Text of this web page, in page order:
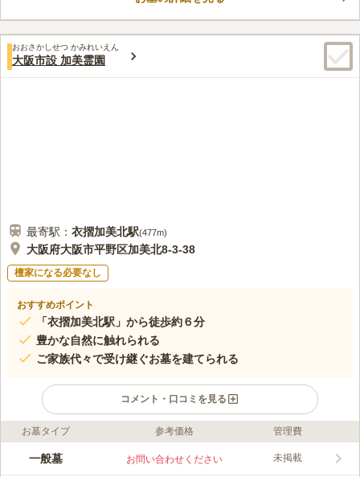
す。
口コミ評価
みんなの評価
20代女性
最寄り駅と霊園の途中にお花屋さんがあるのでわざわざ予め購入
おおさかしせつ かみれいえん
大阪市設 加美霊園
最寄駅： 衣摺加美北駅(477m)
大阪府大阪市平野区加美北8-3-38
檀家になる必要なし
おすすめポイント
「衣摺加美北駅」から徒歩約６分
豊かな自然に触れられる
ご家族代々で受け継ぐお墓を建てられる
コメント・口コミを見る
ライフドット編集部のコメント
公園に隣接しており、爽やかな風が駆け抜ける気持ちの良い場所
お墓タイプ 参考価格 管理費
一般墓 お問い合わせください 未掲載